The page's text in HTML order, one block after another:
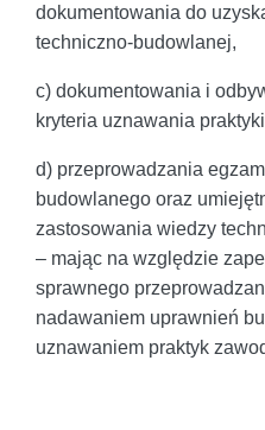
dokumentowania do
techniczno-budowlanej,
c) dokumentowania i
kryteria uznawania
d) przeprowadzania
budowlanego oraz
zastosowania wiedzy
– mając na względzie
sprawnego
nadawaniem uprawnień
uznawaniem praktyk